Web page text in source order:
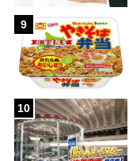
9
10